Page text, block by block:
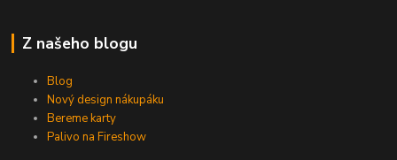
Z našeho blogu
Blog
Nový design nákupáku
Bereme karty
Palivo na Fireshow